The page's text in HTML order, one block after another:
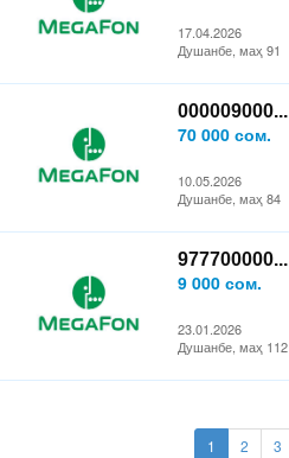
17.04.2026
Душанбе, маҳ 91
000009000...
70 000 сом.
10.05.2026
Душанбе, маҳ 84
977700000...
9 000 сом.
23.01.2026
Душанбе, маҳ 112
1 2 3